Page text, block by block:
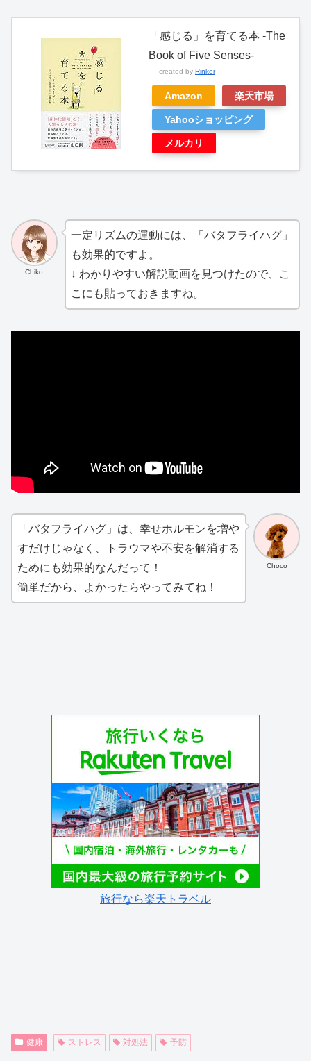
「感じる」を育てる本 -The
Book of Five Senses-
created by Rinker
Amazon 楽天市場
Yahooショッピング
メルカリ
Chiko
一定リズムの運動には、「バタフライハグ」
も効果的ですよ。
↓ わかりやすい解説動画を見つけたので、こ
こにも貼っておきますね。
Choco
「バタフライハグ」は、幸せホルモンを増や
すだけじゃなく、トラウマや不安を解消する
ためにも効果的なんだって！
簡単だから、よかったらやってみてね！
旅行なら楽天トラベル
健康 ストレス 対処法 予防